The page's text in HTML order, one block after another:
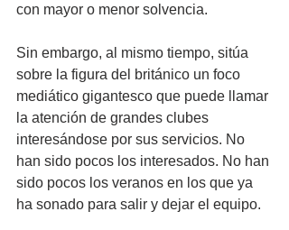
con mayor o menor solvencia.
Sin embargo, al mismo tiempo, sitúa
sobre la figura del británico un foco
mediático gigantesco que puede llamar
la atención de grandes clubes
interesándose por sus servicios. No
han sido pocos los interesados. No han
sido pocos los veranos en los que ya
ha sonado para salir y dejar el equipo.